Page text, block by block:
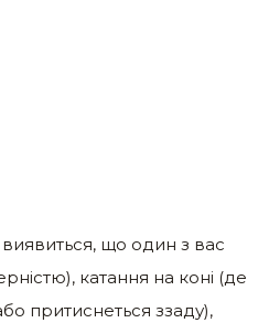
що один з вас
катання на коні (де
притиснеться ззаду),